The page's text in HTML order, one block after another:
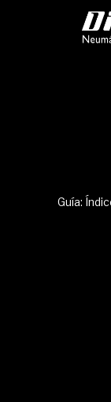
Guía: